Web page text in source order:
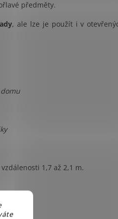
předměty.
, ale lze je použít i v
1,7 až 2,1 m.